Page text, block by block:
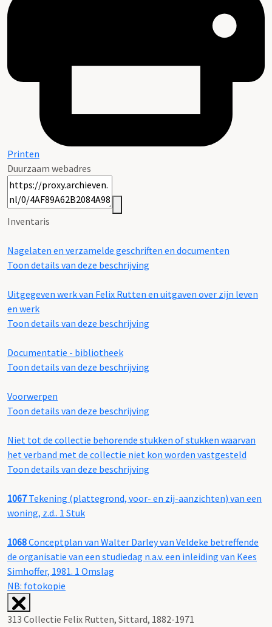
Printen
Duurzaam webadres
Inventaris
Nagelaten en verzamelde geschriften en documenten
Toon details van deze beschrijving
Uitgegeven werk van Felix Rutten en uitgaven over zijn leven
en werk
Toon details van deze beschrijving
Documentatie - bibliotheek
Toon details van deze beschrijving
Voorwerpen
Toon details van deze beschrijving
Niet tot de collectie behorende stukken of stukken waarvan
het verband met de collectie niet kon worden vastgesteld
Toon details van deze beschrijving
1067Tekening (plattegrond, voor- en zij-aanzichten) van een
woning, z.d.. 1 Stuk
1068Conceptplan van Walter Darley van Veldeke betreffende
de organisatie van een studiedag n.a.v. een inleiding van Kees
Simhoffer, 1981. 1 Omslag
NB: fotokopie
313 Collectie Felix Rutten, Sittard, 1882-1971